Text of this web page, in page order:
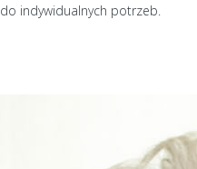
do indywidualnych potrzeb.